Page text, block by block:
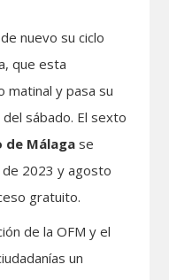
nuevo su ciclo
que esta
matinal y pasa su
sábado. El sexto
de Málaga se
2023 y agosto
gratuito.
de la OFM y el
un